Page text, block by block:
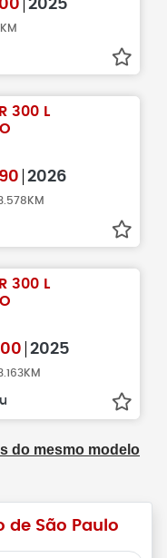
2025
300 L
2026
300 L
2025
do mesmo modelo
de São Paulo